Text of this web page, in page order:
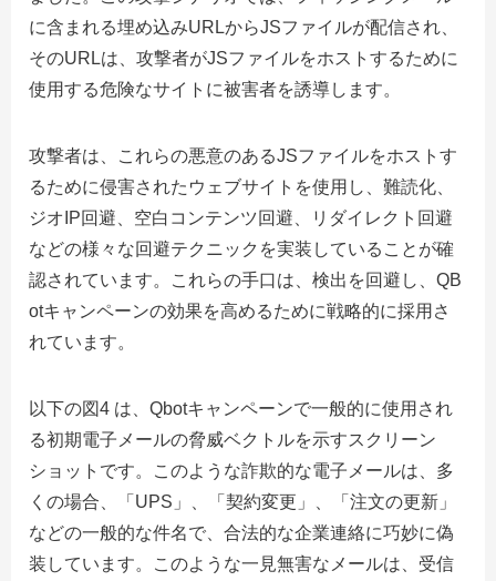
に含まれる埋め込みURLからJSファイルが配信され、
そのURLは、攻撃者がJSファイルをホストするために
使用する危険なサイトに被害者を誘導します。
攻撃者は、これらの悪意のあるJSファイルをホストす
るために侵害されたウェブサイトを使用し、難読化、
ジオIP回避、空白コンテンツ回避、リダイレクト回避
などの様々な回避テクニックを実装していることが確
認されています。これらの手口は、検出を回避し、QB
otキャンペーンの効果を高めるために戦略的に採用さ
れています。
以下の図4 は、Qbotキャンペーンで一般的に使用され
る初期電子メールの脅威ベクトルを示すスクリーン
ショットです。このような詐欺的な電子メールは、多
くの場合、「UPS」、「契約変更」、「注文の更新」
などの一般的な件名で、合法的な企業連絡に巧妙に偽
装しています。このような一見無害なメールは、受信